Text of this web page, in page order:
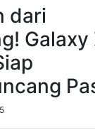
dari
Galaxy